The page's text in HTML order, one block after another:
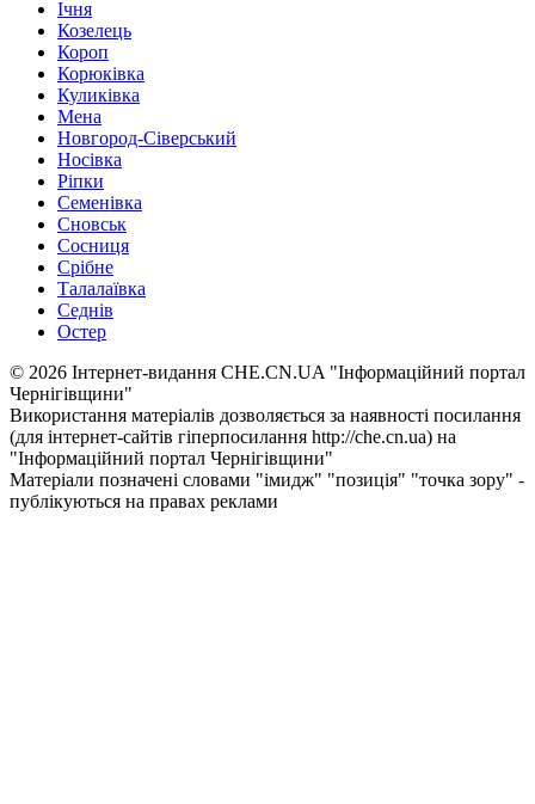
Ічня
Козелець
Короп
Корюківка
Куликівка
Мена
Новгород-Сіверський
Носівка
Ріпки
Семенівка
Сновськ
Сосниця
Срібне
Талалаївка
Седнів
Остер
© 2026 Інтернет-видання CHE.CN.UA "Інформаційний портал
Чернiгiвщини"
Використання матеріалів дозволяється за наявності посилання
(для інтернет-сайтів гіперпосилання http://che.cn.ua) на
"Інформаційний портал Чернiгiвщини"
Матеріали позначені словами "імидж" "позиція" "точка зору" -
публікуються на правах реклами